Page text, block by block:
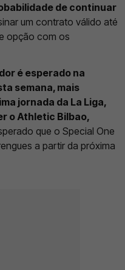
de continuar
um contrato válido até
opção com os
é esperado na
semana, mais
jornada da La Liga,
o Athletic Bilbao,
que o Special One
a partir da próxima